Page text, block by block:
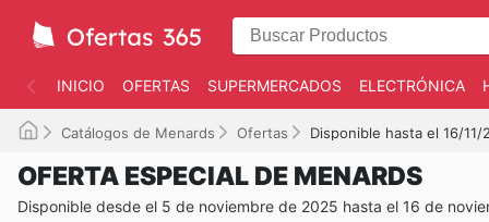
INICIO OFERTAS SUPERMERCADOS ELECTRÓNICA
Catálogos de Menards Ofertas Disponible hasta el 16/11/
OFERTA ESPECIAL DE MENARDS
Disponible desde el 5 de noviembre de 2025 hasta el 16 de